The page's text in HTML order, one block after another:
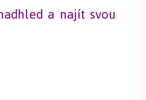
a najít svou